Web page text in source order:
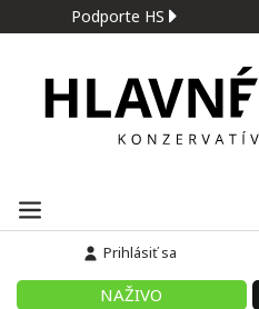
Podporte HS
Prihlásiť sa
NAŽIVO